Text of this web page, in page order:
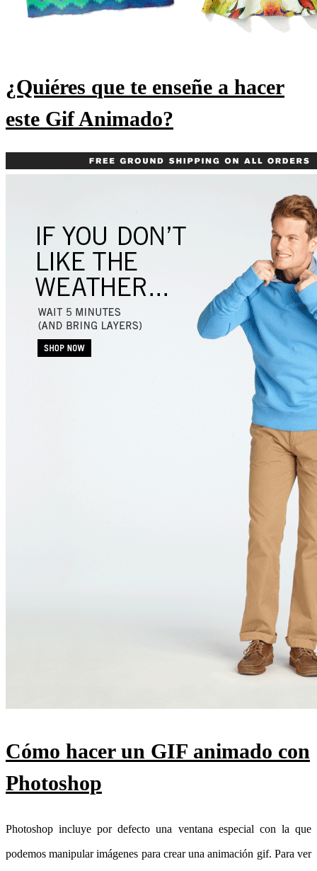
¿Quiéres que te enseñe a hacer
este Gif Animado?
Cómo hacer un GIF animado con
Photoshop
Photoshop incluye por defecto una ventana especial con la que
podemos manipular imágenes para crear una animación gif. Para ver